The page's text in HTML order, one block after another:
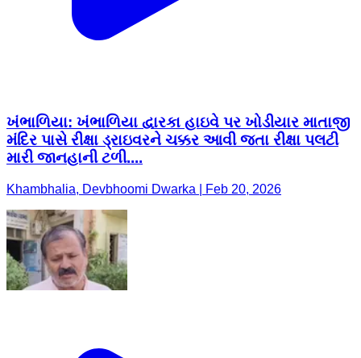
ખંભાળિયા: ખંભાળિયા દ્વારકા હાઇવે પર ખોડીયાર માતાજી
મંદિર પાસે રીક્ષા ડ્રાઇવરને ચક્કર આવી જતા રીક્ષા પલટી
મારી જાનહાની ટળી....
Khambhalia, Devbhoomi Dwarka | Feb 20, 2026